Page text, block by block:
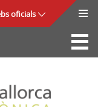
oficials
La Seu
Consell de Mallorca